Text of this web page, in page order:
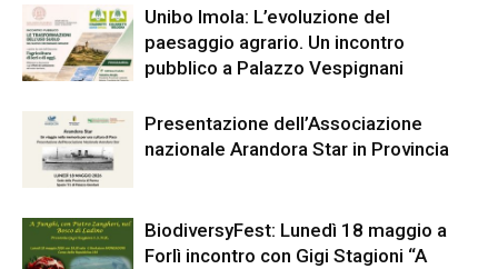
Unibo Imola: L’evoluzione del
paesaggio agrario. Un incontro
pubblico a Palazzo Vespignani
Presentazione dell’Associazione
nazionale Arandora Star in Provincia
BiodiversyFest: Lunedì 18 maggio a
Forlì incontro con Gigi Stagioni “A